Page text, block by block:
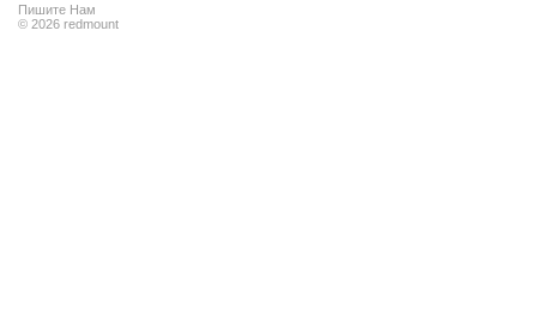
Пишите Нам
© 2026 redmount